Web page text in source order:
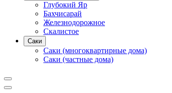
Глубокий Яр
Бахчисарай
Железнодорожное
Скалистое
Саки
Саки (многоквартирные дома)
Саки (частные дома)